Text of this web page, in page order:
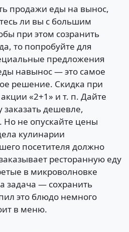
продажи еды на вынос,
ли вы с большим
при этом созранить
то попробуйте для
предложения
навынос — это самое
решение. Скидка при
«2+1» и т. п. Дайте
заказать дешевле,
Но не опускайте цены
кулинарии
посетителя должно
ресторанную еду
в микроволновке
задача — сохранить
это блюдо немного
в меню.